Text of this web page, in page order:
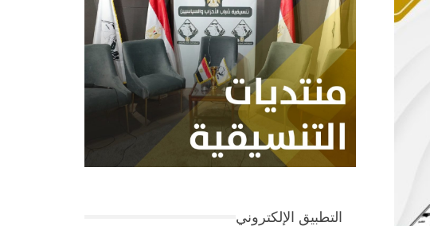
التطبيق الإلكتروني